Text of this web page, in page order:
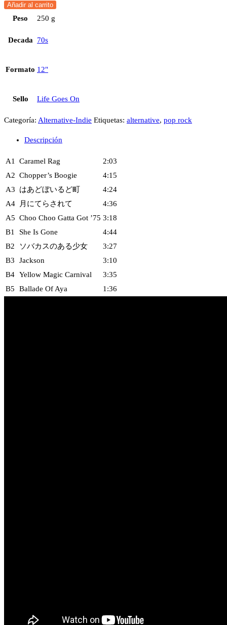
Añadir al carrito
Peso 250 g
Decada 70s
Formato 12"
Sello Life Goes On
Categoría: Alternative-Indie Etiquetas: alternative, pop rock
Descripción
A1 Caramel Rag
2:03
A2 Chopper’s Boogie
4:15
A3
はあどぼいるど町
4:24
A4
月にてらされて
4:36
A5 Choo Choo Gatta Got ’75 3:18
B1
She Is Gone
4:44
B2
ソバカスのある少女
3:27
B3
Jackson
3:10
B4 Yellow Magic Carnival
3:35
B5
Ballade Of Aya 1:36